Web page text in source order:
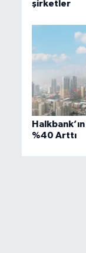
şirketler
%40 Arttı